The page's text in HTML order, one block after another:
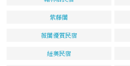
紫藤閣
薇閣優質民宿
紐奧民宿